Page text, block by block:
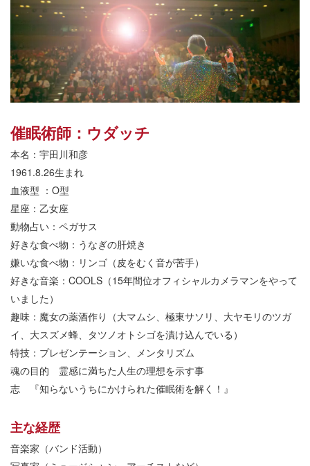
催眠術師：ウダッチ
本名：宇田川和彦
1961.8.26生まれ
血液型 ：O型
星座：乙女座
動物占い：ペガサス
好きな食べ物：うなぎの肝焼き
嫌いな食べ物：リンゴ（皮をむく音が苦手）
好きな音楽：COOLS（15年間位オフィシャルカメラマンをやって
いました）
趣味：魔女の薬酒作り（大マムシ、極東サソリ、大ヤモリのツガ
イ、大スズメ蜂、タツノオトシゴを漬け込んでいる）
特技：プレゼンテーション、メンタリズム
魂の目的 霊感に満ちた人生の理想を示す事
志 『知らないうちにかけられた催眠術を解く！』
主な経歴
音楽家（バンド活動）